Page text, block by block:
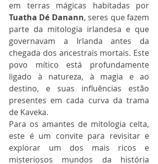
Tuatha Dé Danann, seres que fazem
parte da mitologia irlandesa e que
governavam a Irlanda antes da
chegada dos ancestrais mortais. Este
povo mítico está profundamente
ligado à natureza, à magia e ao
destino, e suas influências estão
presentes em cada curva da trama
de Kaveka.
Para os amantes de mitologia celta,
este é um convite para revisitar e
explorar um dos mais ricos e
misteriosos mundos da história